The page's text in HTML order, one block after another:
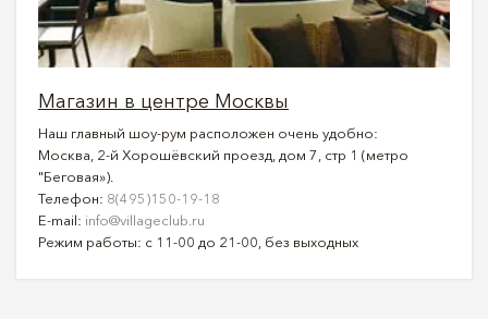
Магазин в центре Москвы
Наш главный шоу-рум расположен очень удобно:
Москва, 2-й Хорошёвский проезд, дом 7, стр 1 (метро
"Беговая»).
Телефон: 8(495)150-19-18
E-mail: info@villageclub.ru
Режим работы: с 11-00 до 21-00, без выходных